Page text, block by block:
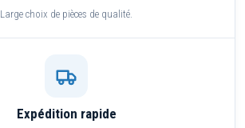
Large choix de pièces de qualité.
Expédition rapide